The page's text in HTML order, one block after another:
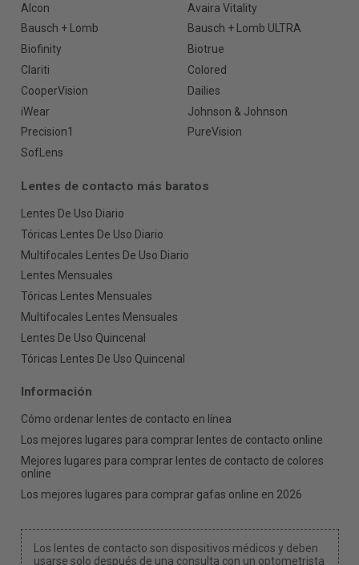
Alcon
Avaira Vitality
Bausch + Lomb
Bausch + Lomb ULTRA
Biofinity
Biotrue
Clariti
Colored
CooperVision
Dailies
iWear
Johnson & Johnson
Precision1
PureVision
SofLens
Lentes de contacto más baratos
Lentes De Uso Diario
Tóricas Lentes De Uso Diario
Multifocales Lentes De Uso Diario
Lentes Mensuales
Tóricas Lentes Mensuales
Multifocales Lentes Mensuales
Lentes De Uso Quincenal
Tóricas Lentes De Uso Quincenal
Información
Cómo ordenar lentes de contacto en línea
Los mejores lugares para comprar lentes de contacto online
Mejores lugares para comprar lentes de contacto de colores
online
Los mejores lugares para comprar gafas online en 2026
Los lentes de contacto son dispositivos médicos y deben
usarse solo después de una consulta con un optometrista